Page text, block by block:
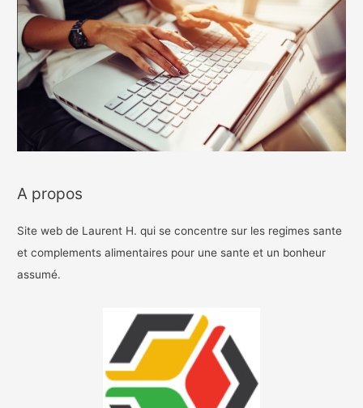
A propos
Site web de Laurent H. qui se concentre sur les regimes sante
et complements alimentaires pour une sante et un bonheur
assumé.